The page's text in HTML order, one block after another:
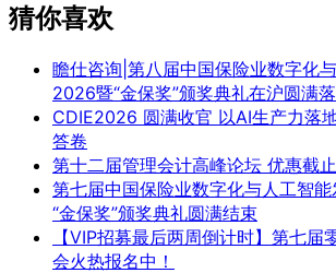
猜你喜欢
瞻仕咨询|第八届中国保险业数字化
2026暨“金保奖”颁奖典礼在沪圆满
CDIE2026 圆满收官 以AI生产力落
答卷
第十二届管理会计高峰论坛 优惠截
第七届中国保险业数字化与人工智
“金保奖”颁奖典礼圆满结束
【VIP招募最后两周倒计时】第七届
会火热报名中！